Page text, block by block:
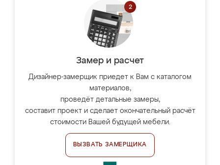
Замер и расчет
Дизайнер-замерщик приедет к Вам с каталогом
материалов,
проведёт детальные замеры,
составит проект и сделает окончательный расчёт
стоимости Вашей будущей мебели.
ВЫЗВАТЬ ЗАМЕРЩИКА